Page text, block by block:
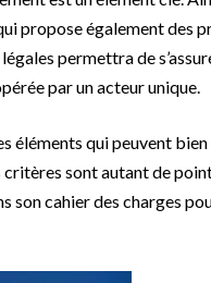
propose également des
permettra de
par un acteur unique.
éléments qui peuvent
critères sont autant de
son cahier des charges